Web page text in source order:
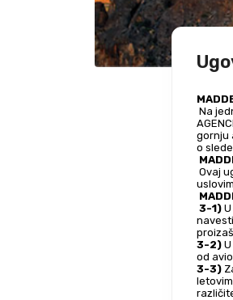
gornju
o
3-1)
3-2)
od
3-3)